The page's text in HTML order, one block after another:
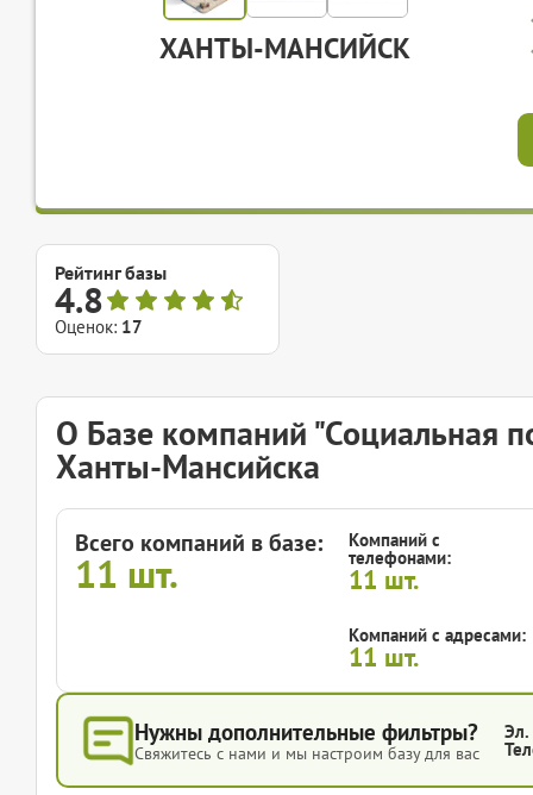
ХАНТЫ-МАНСИЙСК
Рейтинг базы
4.8
Оценок: 17
О Базе компаний "Социальная
Ханты-Мансийска
Всего компаний в базе:
11 шт.
Компаний с
телефонами:
11 шт.
Компаний с адресами:
11 шт.
Нужны дополнительные фильтры?
Свяжитесь с нами и мы настроим базу для вас
Эл.